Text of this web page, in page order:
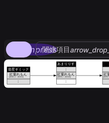
compress
関連項目